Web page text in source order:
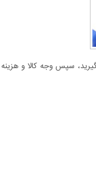
سپس وجه کالا و هزینه